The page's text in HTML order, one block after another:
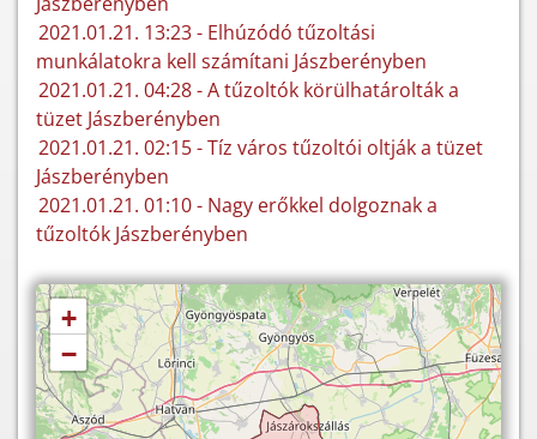
2021.01.21. 13:23 - Elhúzódó tűzoltási
munkálatokra kell számítani Jászberényben
2021.01.21. 04:28 - A tűzoltók körülhatárolták a
tüzet Jászberényben
2021.01.21. 02:15 - Tíz város tűzoltói oltják a tüzet
Jászberényben
2021.01.21. 01:10 - Nagy erőkkel dolgoznak a
tűzoltók Jászberényben
+
−